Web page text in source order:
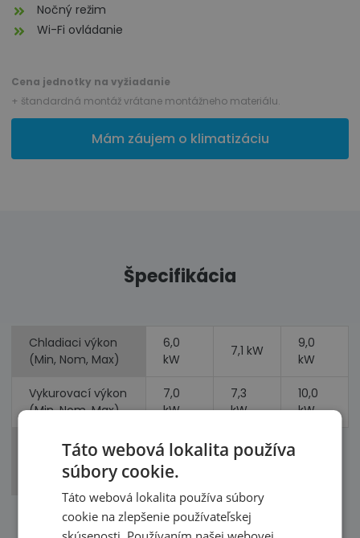
Nočný režim
Wi-Fi ovládanie
Cena jednotky na vyžiadanie
+ štandardná montáž vrátane montážneho materiálu.
Mám záujem o klimatizáciu
Špecifikácia
Chladiaci výkon
(Min, Nom, Max)
6,0
kW
7,1 kW
9,0
kW
Vykurovací výkon
(Min, Nom, Max)
7,0
kW
7,3
kW
10,0
kW
Príkon
(chladenie,
vykurovanie)
kW kW
Táto webová lokalita používa
súbory cookie.
Táto webová lokalita používa súbory
cookie na zlepšenie používateľskej